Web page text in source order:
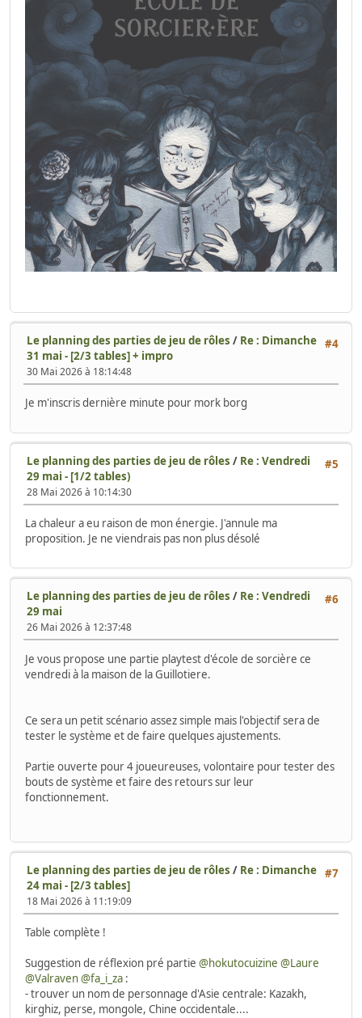
#4
Le planning des parties de jeu de rôles / Re : Dimanche
31 mai - [2/3 tables] + impro
30 Mai 2026 à 18:14:48
Je m'inscris dernière minute pour mork borg
#5
Le planning des parties de jeu de rôles / Re : Vendredi
29 mai - [1/2 tables)
28 Mai 2026 à 10:14:30
La chaleur a eu raison de mon énergie. J'annule ma
proposition. Je ne viendrais pas non plus désolé
#6
Le planning des parties de jeu de rôles / Re : Vendredi
29 mai
26 Mai 2026 à 12:37:48
Je vous propose une partie playtest d'école de sorcière ce
vendredi à la maison de la Guillotiere.
Ce sera un petit scénario assez simple mais l'objectif sera de
tester le système et de faire quelques ajustements.
Partie ouverte pour 4 joueureuses, volontaire pour tester des
bouts de système et faire des retours sur leur
fonctionnement.
#7
Le planning des parties de jeu de rôles / Re : Dimanche
24 mai - [2/3 tables]
18 Mai 2026 à 11:19:09
Table complète !
Suggestion de réflexion pré partie @hokutocuizine @Laure
@Valraven@fa_i_za :
- trouver un nom de personnage d'Asie centrale: Kazakh,
kirghiz, perse, mongole, Chine occidentale....